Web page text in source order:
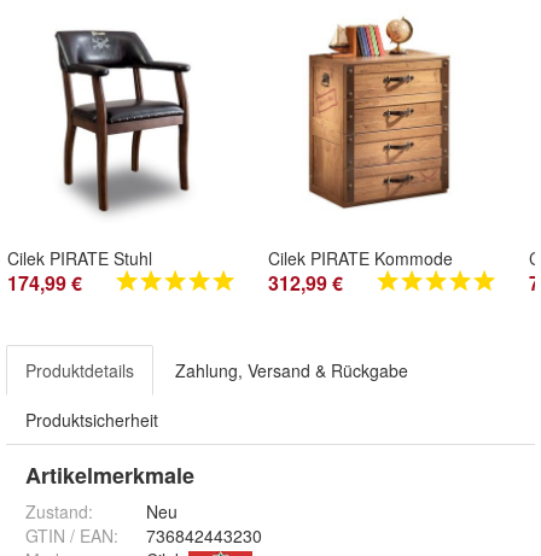
Cilek PIRATE Stuhl
174,99 €
Cilek PIRATE Kommode
312,99 €
Produktdetails Zahlung, Versand & Rückgabe
Produktsicherheit
Artikelmerkmale
Zustand:
Neu
GTIN / EAN:
736842443230